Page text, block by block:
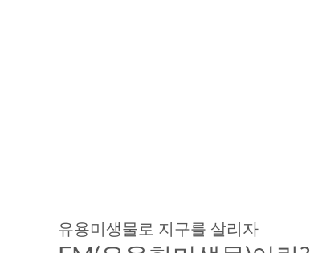
유용미생물로 지구를 살리자